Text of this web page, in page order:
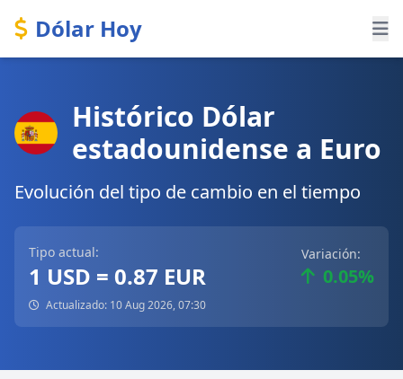
Dólar Hoy
Histórico Dólar
estadounidense a Euro
Evolución del tipo de cambio en el tiempo
Tipo actual:
1 USD = 0.87 EUR
Variación:
0.05%
Actualizado: 10 Aug 2026, 07:30